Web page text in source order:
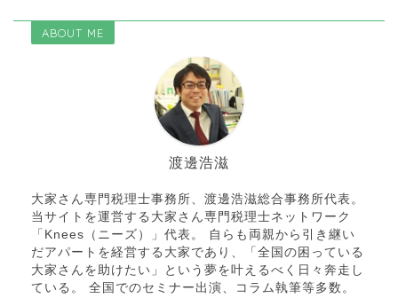
ABOUT ME
渡邊浩滋
大家さん専門税理士事務所、渡邊浩滋総合事務所代表。
当サイトを運営する大家さん専門税理士ネットワーク
「Knees（ニーズ）」代表。 自らも両親から引き継い
だアパートを経営する大家であり、「全国の困っている
大家さんを助けたい」という夢を叶えるべく日々奔走し
ている。 全国でのセミナー出演、コラム執筆等多数。